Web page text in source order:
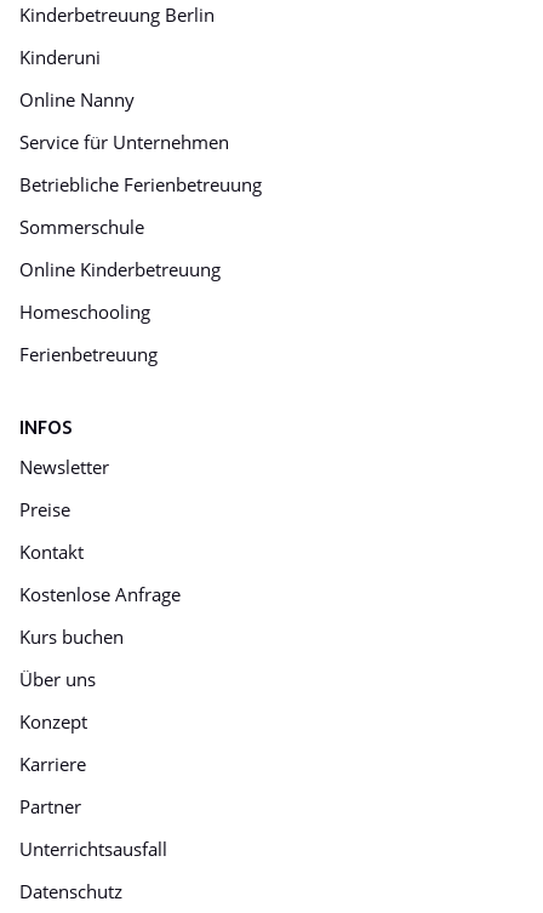
Kinderbetreuung Berlin
Kinderuni
Online Nanny
Service für Unternehmen
Betriebliche Ferienbetreuung
Sommerschule
Online Kinderbetreuung
Homeschooling
Ferienbetreuung
INFOS
Newsletter
Preise
Kontakt
Kostenlose Anfrage
Kurs buchen
Über uns
Konzept
Karriere
Partner
Unterrichtsausfall
Datenschutz